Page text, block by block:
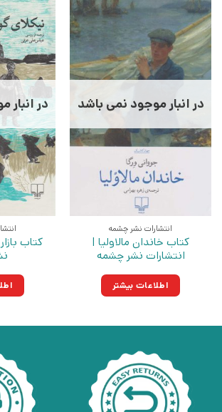
در انبار موجود نمی باشد
انتشارات نشر چشمه
کتاب خاندان مالاولیا |
انتشارات نشر چشمه
اطلاعات بیشتر
در
کتاب